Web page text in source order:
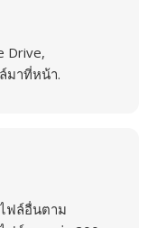
Drive,
มาที่หน้า.
ฟล์อื่นตาม